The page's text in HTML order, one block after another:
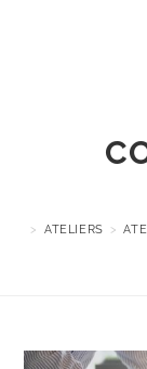
> ATELIERS >